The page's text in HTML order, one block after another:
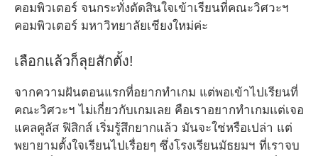
คอมพิวเตอร์ จนกระทั่งตัดสินใจเข้าเรียนที่คณะวิศวะฯ
คอมพิวเตอร์ มหาวิทยาลัยเชียงใหม่ค่ะ
เลือกแล้วก็ลุยสักตั้ง!
จากความฝันตอนแรกที่อยากทำเกม แต่พอเข้าไปเรียนที่
คณะวิศวะฯ ไม่เกี่ยวกับเกมเลย คือเราอยากทำเกมแต่เจอ
แคลคูลัส ฟิสิกส์ เริ่มรู้สึกยากแล้ว มันจะใช่หรือเปล่า แต่
พยายามตั้งใจเรียนไปเรื่อยๆ ซึ่งโรงเรียนมัธยมฯ ที่เราจบ